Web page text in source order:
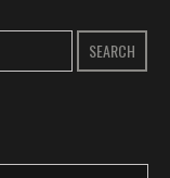
SEARCH